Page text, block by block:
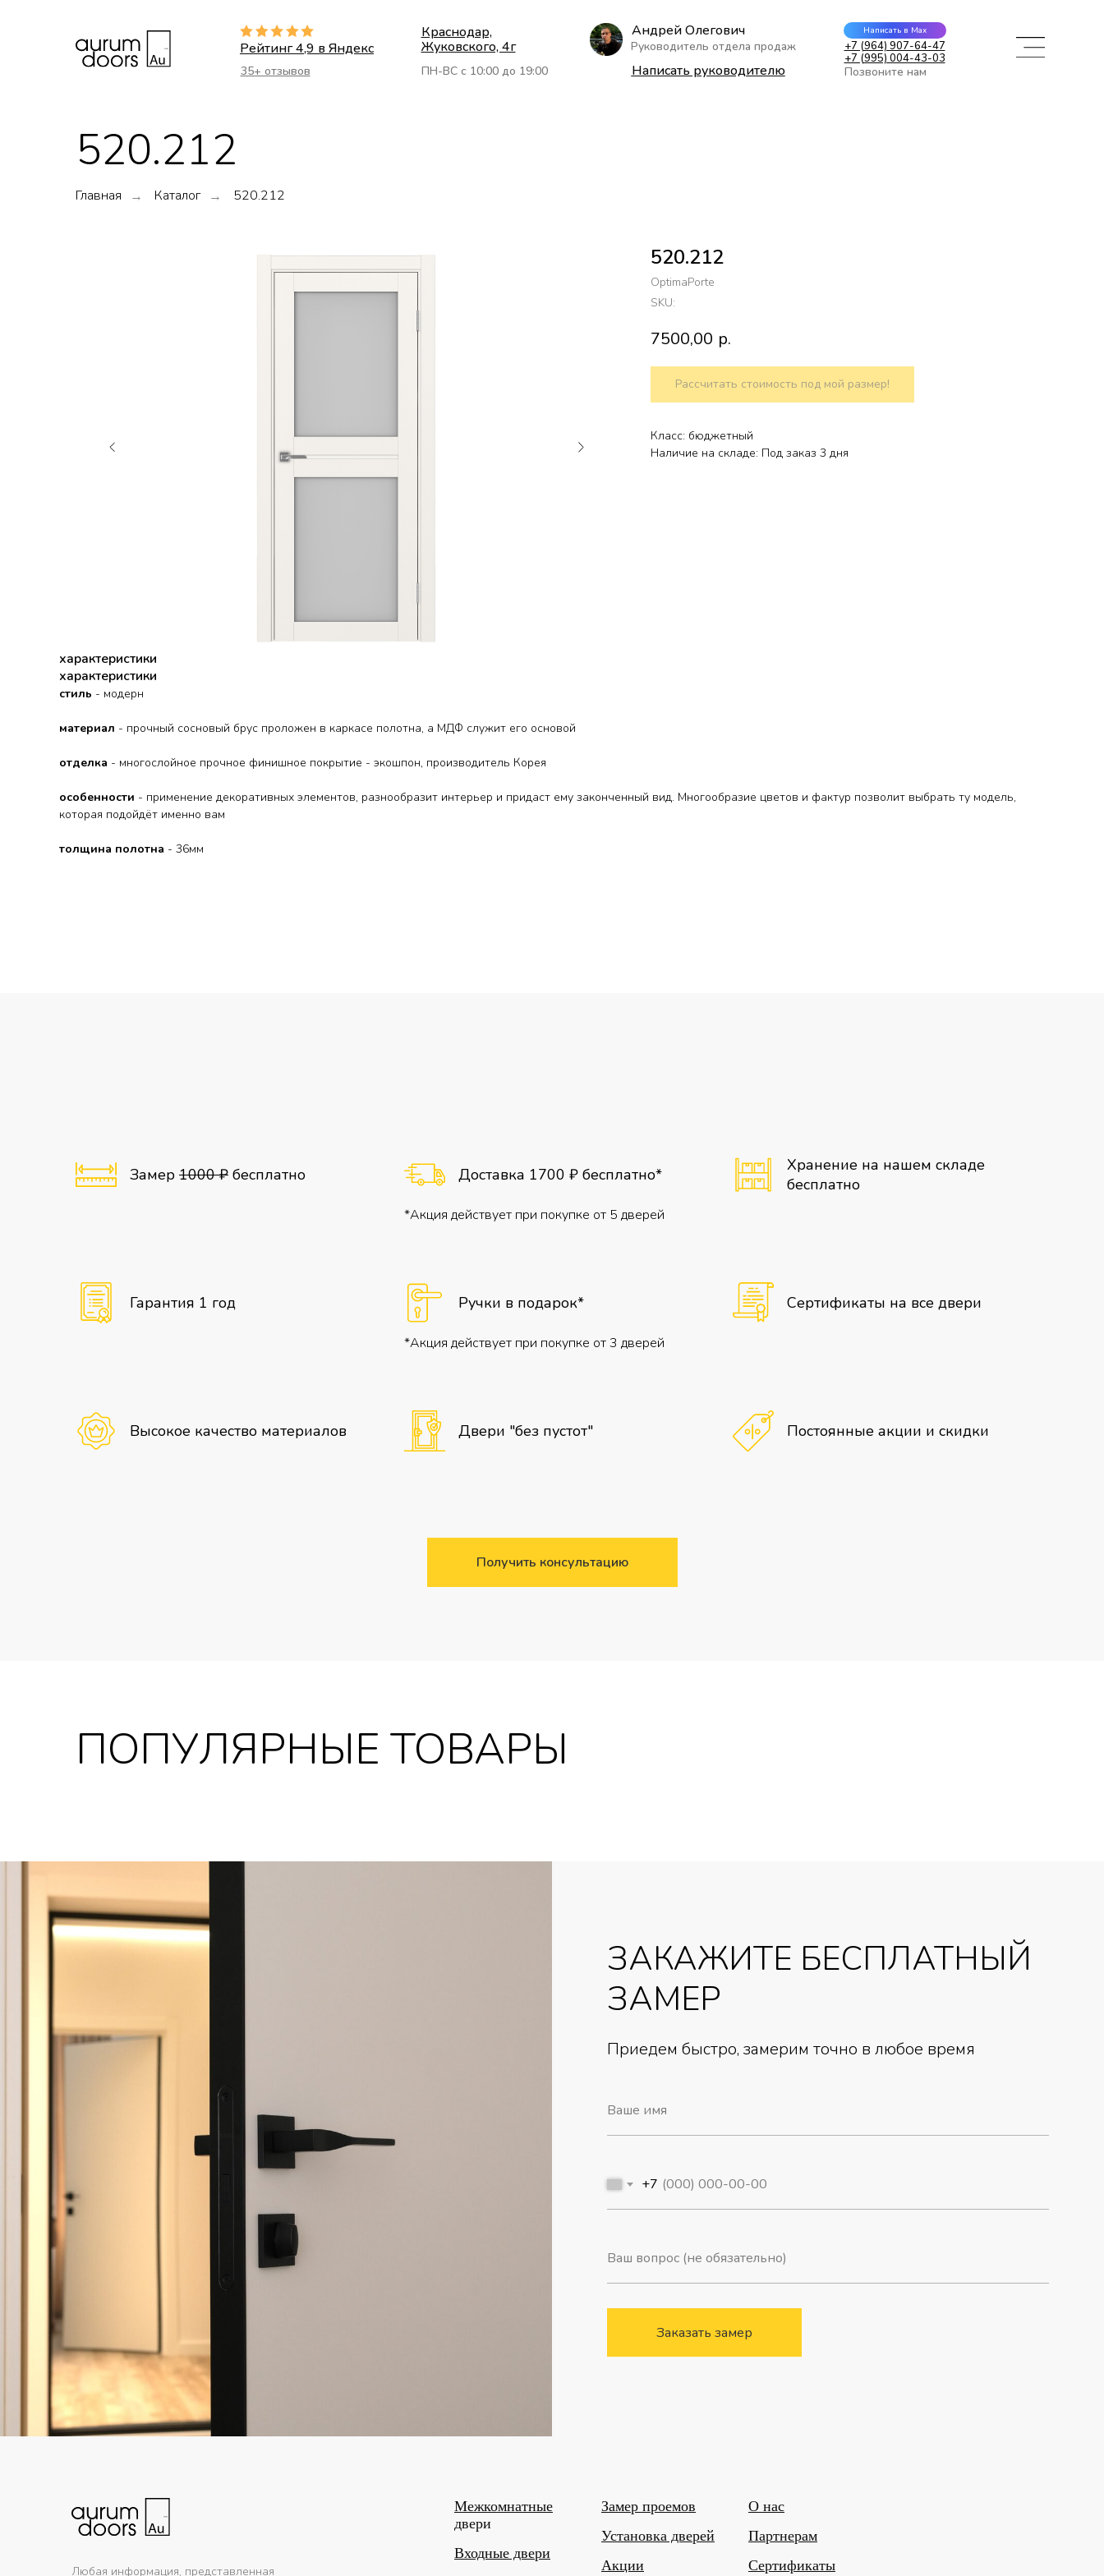
Рейтинг 4,9 в Яндекс
35+ отзывов
Краснодар,
Жуковского, 4г
ПН-ВС с 10:00 до 19:00 Позвоните нам
+7 (964) 907-64-47
+7 (995) 004-43-03
Андрей Олегович
Руководитель отдела продаж
Написать руководителю
Написать в Max
520.212
Главная → Каталог → 520.212
520.212
OptimaPorte
SKU:
7500,00 р.
Рассчитать стоимость под мой размер!
Класс: бюджетный
Наличие на складе: Под заказ 3 дня
характеристики
характеристики
стиль - модерн
материал - прочный сосновый брус проложен в каркасе полотна, а МДФ служит его основой
отделка - многослойное прочное финишное покрытие - экошпон, производитель Корея
особенности - применение декоративных элементов, разнообразит интерьер и придаст ему законченный вид. Многообразие цветов и фактур позволит выбрать ту модель,
которая подойдёт именно вам
толщина полотна - 36мм
Замер 1000 ₽ бесплатно Доставка 1700 ₽ бесплатно*
*Акция действует при покупке от 5 дверей
Хранение на нашем складе
бесплатно
Гарантия 1 год Ручки в подарок*
*Акция действует при покупке от 3 дверей
Сертификаты на все двери
Высокое качество материалов Двери "без пустот" Постоянные акции и скидки
Получить консультацию
ПОПУЛЯРНЫЕ ТОВАРЫ
ЗАКАЖИТЕ БЕСПЛАТНЫЙ
ЗАМЕР
Приедем быстро, замерим точно в любое время
+7
Заказать замер
Любая информация, представленная
Межкомнатные
двери
Входные двери
Замер проемов
Установка дверей
Акции
О нас
Партнерам
Сертификаты